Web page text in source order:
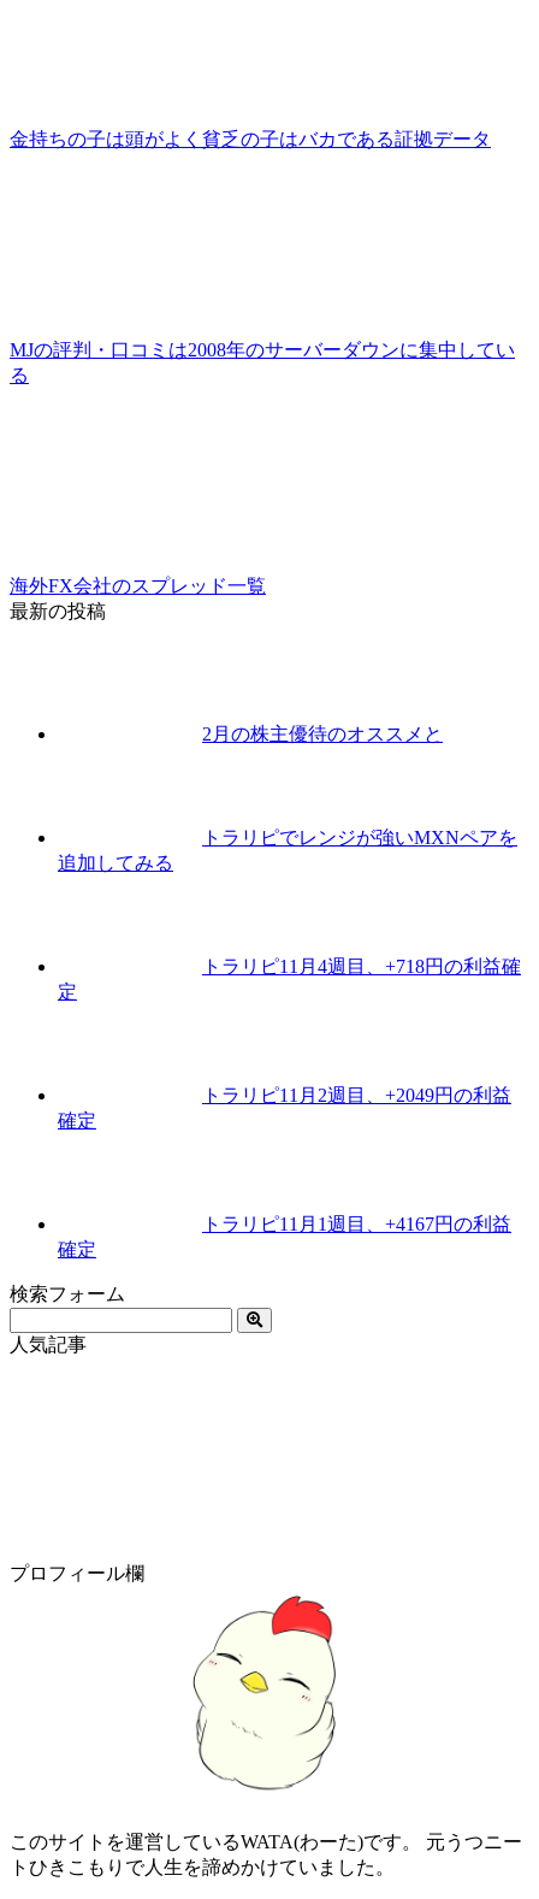
金持ちの子は頭がよく貧乏の子はバカである証拠データ
MJの評判・口コミは2008年のサーバーダウンに集中してい
る
海外FX会社のスプレッド一覧
最新の投稿
2月の株主優待のオススメと
トラリピでレンジが強いMXNペアを
追加してみる
トラリピ11月4週目、+718円の利益確
定
トラリピ11月2週目、+2049円の利益
確定
トラリピ11月1週目、+4167円の利益
確定
検索フォーム
人気記事
プロフィール欄
このサイトを運営しているWATA(わーた)です。 元うつニー
トひきこもりで人生を諦めかけていました。